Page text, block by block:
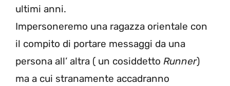
ultimi anni.
Impersoneremo una ragazza orientale con
il compito di portare messaggi da una
persona all’ altra ( un cosiddetto Runner)
ma a cui stranamente accadranno